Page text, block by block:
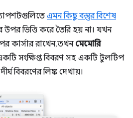
এমন কিছু বস্তুর বিশেষ
উপর ভিত্তি করে তৈরি হয় না। যখন
কার্সার রাখেন, তখন মেমোরি
সংক্ষিপ্ত বিবরণ সহ একটি টুলটিপ
বিবরণের লিঙ্ক দেখায়।